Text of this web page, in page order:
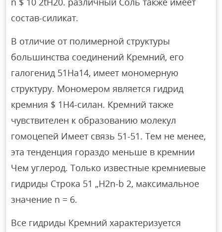
состав-силикат.
В отличие от полимерной структуры
большинства соединений Кремний, его
галогенид 51Ha14, имеет мономерную
структуру. Мономером является гидрид
кремния $ 1Н4-силан. Кремний также
чувствителен к образованию молекул
гомоцепей Имеет связь 51-51. Тем не менее,
эта тенденция гораздо меньше в кремнии
Чем углерод. Только известные кремниевые
гидриды Строка 51 „H2n-b 2, максимальное
значение n = 6.
Все гидриды Кремний характеризуется